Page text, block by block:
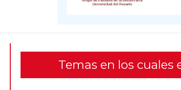
Temas en los cuales